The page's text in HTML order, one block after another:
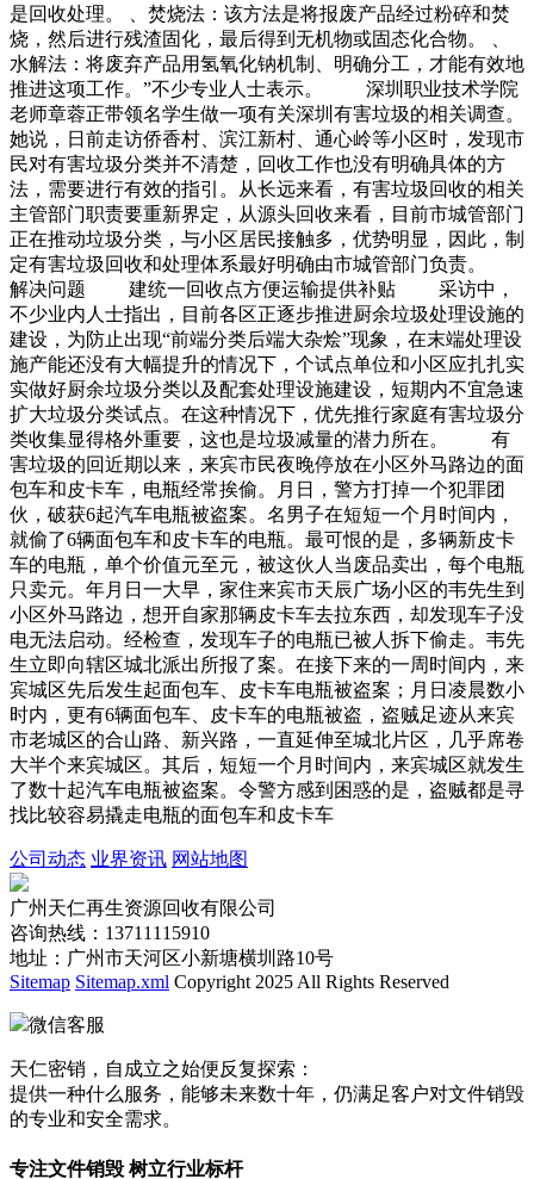
是回收处理。 、焚烧法：该方法是将报废产品经过粉碎和焚
烧，然后进行残渣固化，最后得到无机物或固态化合物。 、
水解法：将废弃产品用氢氧化钠机制、明确分工，才能有效地
推进这项工作。”不少专业人士表示。 深圳职业技术学院
老师章蓉正带领名学生做一项有关深圳有害垃圾的相关调查。
她说，日前走访侨香村、滨江新村、通心岭等小区时，发现市
民对有害垃圾分类并不清楚，回收工作也没有明确具体的方
法，需要进行有效的指引。从长远来看，有害垃圾回收的相关
主管部门职责要重新界定，从源头回收来看，目前市城管部门
正在推动垃圾分类，与小区居民接触多，优势明显，因此，制
定有害垃圾回收和处理体系最好明确由市城管部门负责。
解决问题 建统一回收点方便运输提供补贴 采访中，
不少业内人士指出，目前各区正逐步推进厨余垃圾处理设施的
建设，为防止出现“前端分类后端大杂烩”现象，在末端处理设
施产能还没有大幅提升的情况下，个试点单位和小区应扎扎实
实做好厨余垃圾分类以及配套处理设施建设，短期内不宜急速
扩大垃圾分类试点。在这种情况下，优先推行家庭有害垃圾分
类收集显得格外重要，这也是垃圾减量的潜力所在。 有
害垃圾的回近期以来，来宾市民夜晚停放在小区外马路边的面
包车和皮卡车，电瓶经常挨偷。月日，警方打掉一个犯罪团
伙，破获6起汽车电瓶被盗案。名男子在短短一个月时间内，
就偷了6辆面包车和皮卡车的电瓶。最可恨的是，多辆新皮卡
车的电瓶，单个价值元至元，被这伙人当废品卖出，每个电瓶
只卖元。年月日一大早，家住来宾市天辰广场小区的韦先生到
小区外马路边，想开自家那辆皮卡车去拉东西，却发现车子没
电无法启动。经检查，发现车子的电瓶已被人拆下偷走。韦先
生立即向辖区城北派出所报了案。在接下来的一周时间内，来
宾城区先后发生起面包车、皮卡车电瓶被盗案；月日凌晨数小
时内，更有6辆面包车、皮卡车的电瓶被盗，盗贼足迹从来宾
市老城区的合山路、新兴路，一直延伸至城北片区，几乎席卷
大半个来宾城区。其后，短短一个月时间内，来宾城区就发生
了数十起汽车电瓶被盗案。令警方感到困惑的是，盗贼都是寻
找比较容易撬走电瓶的面包车和皮卡车
公司动态 业界资讯 网站地图
广州天仁再生资源回收有限公司
咨询热线：13711115910
地址：广州市天河区小新塘横圳路10号
Sitemap Sitemap.xml Copyright 2025 All Rights Reserved
微信客服
天仁密销，自成立之始便反复探索：
提供一种什么服务，能够未来数十年，仍满足客户对文件销毁
的专业和安全需求。
专注文件销毁 树立行业标杆